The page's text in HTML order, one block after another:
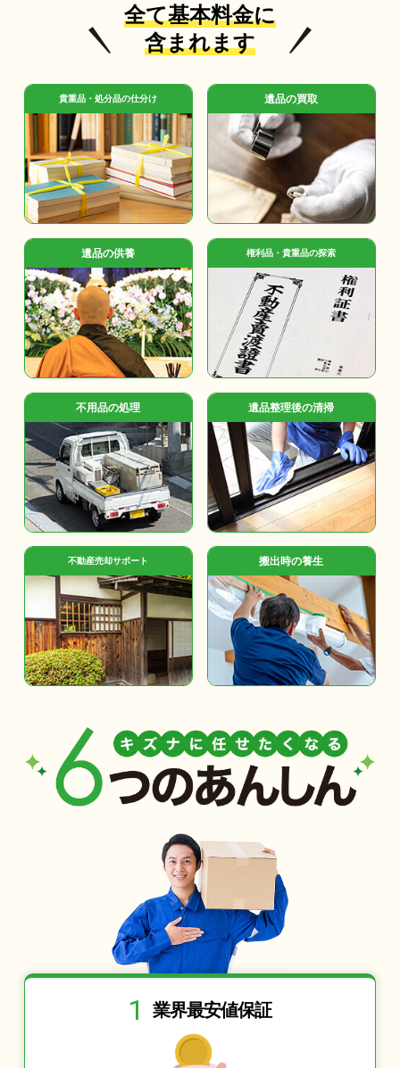
全て基本料金に
含まれます
貴重品・処分品の仕分け 遺品の買取
遺品の供養 権利品・貴重品の探索
不用品の処理 遺品整理後の清掃
不動産売却サポート 搬出時の養生
1 業界最安値保証